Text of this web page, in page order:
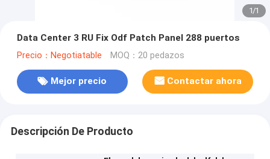
1/1
Data Center 3 RU Fix Odf Patch Panel 288 puertos
Precio：Negotiatable MOQ：20 pedazos
Mejor precio Contactar ahora
Descripción De Producto